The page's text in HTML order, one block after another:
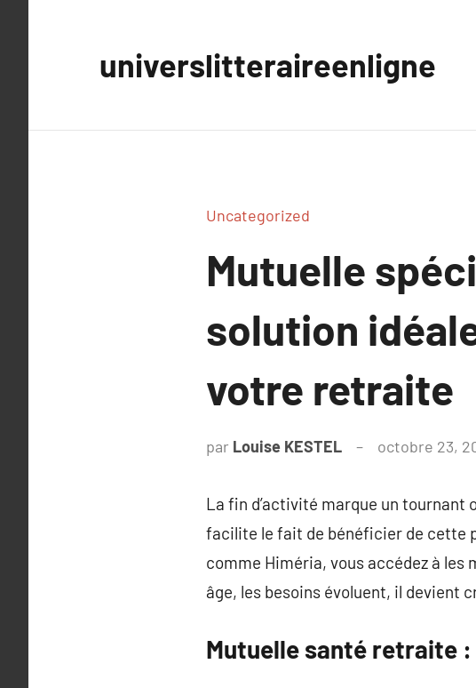
universlitteraireenligne
Uncategorized
Mutuelle
solution
votre retraite
par Louise KESTEL octobre 23,
La fin d’activité marque un
facilite le fait de bénéficier de cette
comme Himéria, vous accédez à les
âge, les besoins évoluent, il devient
Mutuelle santé retraite